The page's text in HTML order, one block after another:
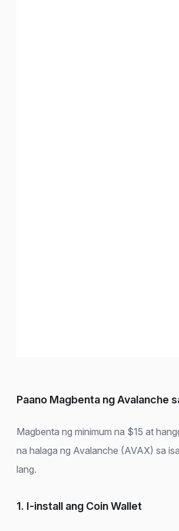
Paano Magbenta ng Avalanche
Magbenta ng minimum na $15 at
na halaga ng Avalanche (AVAX) sa
lang.
1. I-install ang Coin Wallet